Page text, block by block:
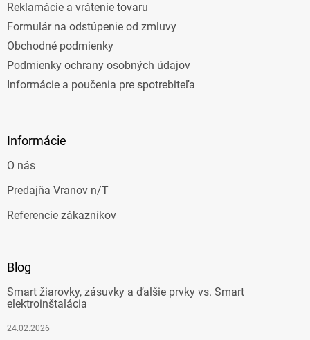
Reklamácie a vrátenie tovaru
Formulár na odstúpenie od zmluvy
Obchodné podmienky
Podmienky ochrany osobných údajov
Informácie a poučenia pre spotrebiteľa
Informácie
O nás
Predajňa Vranov n/T
Referencie zákazníkov
Blog
Smart žiarovky, zásuvky a ďalšie prvky vs. Smart
elektroinštalácia
24.02.2026